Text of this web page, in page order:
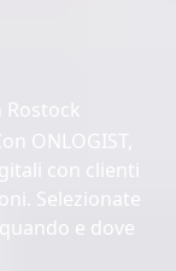
ONLOGIST,
con clienti
Selezionate
e dove